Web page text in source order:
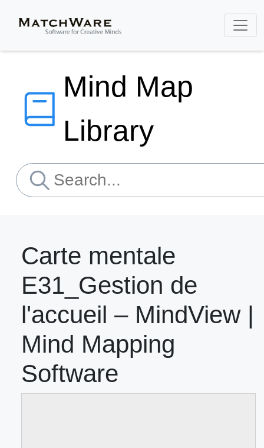
Mind Map
Library
Carte mentale
E31_Gestion de
l'accueil – MindView |
Mind Mapping
Software